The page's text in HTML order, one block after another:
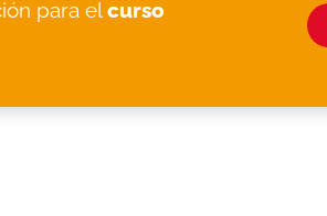
para elcurso